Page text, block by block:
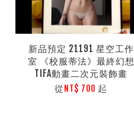
新品預定 21191 星空工作
室 《校服蒂法》最終幻想
TIFA動畫二次元裝飾畫
從 NT$ 700 起